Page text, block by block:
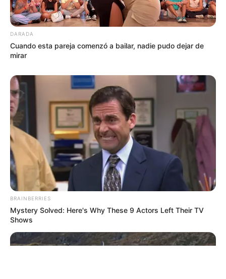
DARADA
Cuando esta pareja comenzó a bailar, nadie pudo dejar de
mirar
BRAINBERRIES
Mystery Solved: Here's Why These 9 Actors Left Their TV
Shows